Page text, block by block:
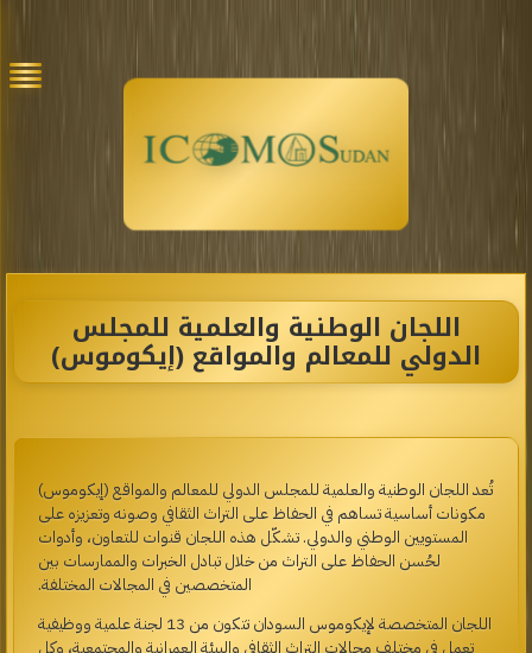
اللجان الوطنية والعلمية للمجلس
الدولي للمعالم والمواقع (إيكوموس)
تُعد اللجان الوطنية والعلمية للمجلس الدولي للمعالم والمواقع (إيكوموس)
مكونات أساسية تساهم في الحفاظ على التراث الثقافي وصونه وتعزيزه على
المستويين الوطني والدولي. تشكّل هذه اللجان قنوات للتعاون، وأدوات
لحُسن الحفاظ على التراث من خلال تبادل الخبرات والممارسات بين
المتخصصين في المجالات المختلفة.
اللجان المتخصصة لإيكوموس السودان تتكون من 13 لجنة علمية ووظيفية